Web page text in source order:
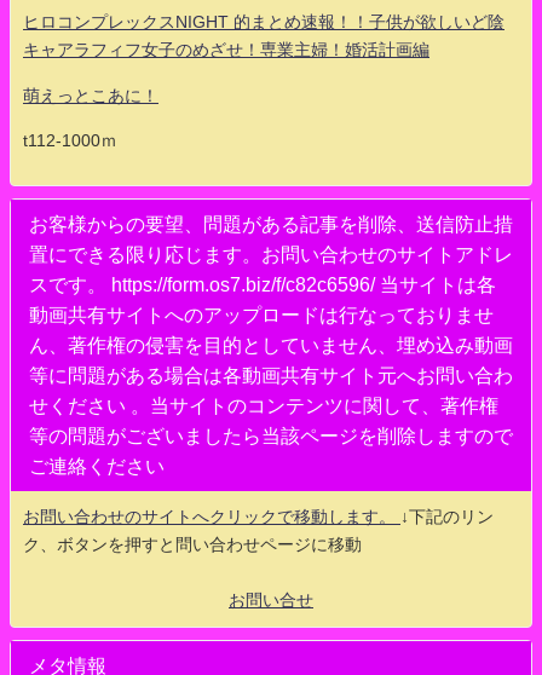
ヒロコンプレックスNIGHT 的まとめ速報！！子供が欲しいど陰
キャアラフィフ女子のめざせ！専業主婦！婚活計画編
萌えっとこあに！
t112-1000ｍ
お客様からの要望、問題がある記事を削除、送信防止措
置にできる限り応じます。お問い合わせのサイトアドレ
スです。 https://form.os7.biz/f/c82c6596/ 当サイトは各
動画共有サイトへのアップロードは行なっておりませ
ん、著作権の侵害を目的としていません、埋め込み動画
等に問題がある場合は各動画共有サイト元へお問い合わ
せください 。当サイトのコンテンツに関して、著作権
等の問題がございましたら当該ページを削除しますので
ご連絡ください
お問い合わせのサイトへクリックで移動します。
↓下記のリン
ク、ボタンを押すと問い合わせページに移動
お問い合せ
メタ情報